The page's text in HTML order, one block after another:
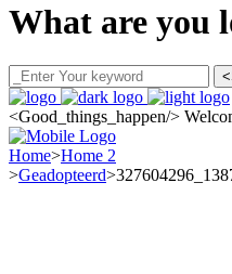
What are you
<Good_things_happen/>
Home>Home 2
>Geadopteerd>